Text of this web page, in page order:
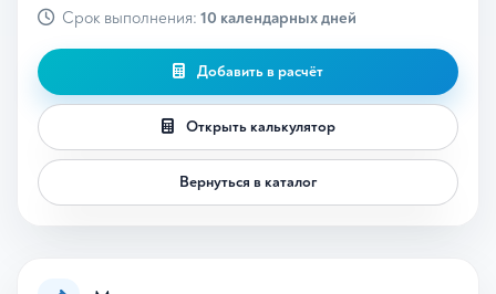
Срок выполнения: 10 календарных дней
Добавить в расчёт
Открыть калькулятор
Вернуться в каталог